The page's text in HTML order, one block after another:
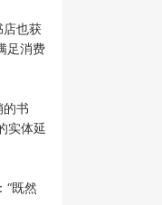
也获
足消费
书
实体延
“既然